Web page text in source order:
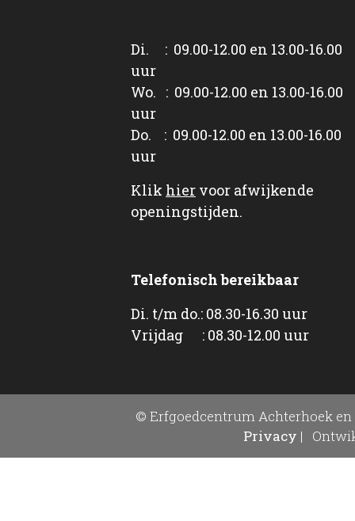
Di. : 09.00-12.00 en 13.00-16.00
uur
Wo. : 09.00-12.00 en 13.00-16.00
uur
Do. : 09.00-12.00 en 13.00-16.00
uur
Klik hier voor afwijkende
openingstijden.
Telefonisch bereikbaar
Di. t/m do.: 08.30-16.30 uur
Vrijdag : 08.30-12.00 uur
© Erfgoedcentrum Achterhoek en
Privacy |